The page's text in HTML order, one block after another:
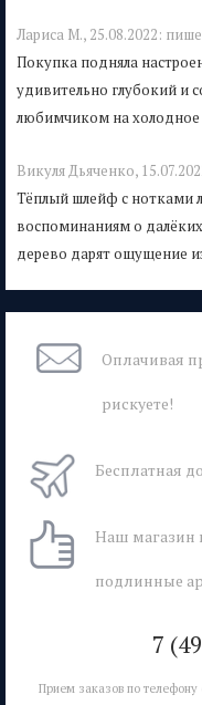
Лариса M., 25.08.2022:
Покупка подняла
удивительно глубокий и
любимчиком на холодное
Викуля Дьяченко,
Тёплый шлейф с нотками
воспоминаниям о
дерево дарят ощущение
Оплачивая
рискуете!
Бесплатная
Наш магазин
подлинные
7
Прием заказов по телефону